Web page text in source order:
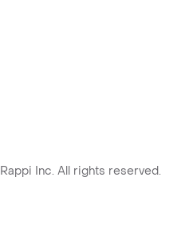
Rappi Inc. All rights reserved.